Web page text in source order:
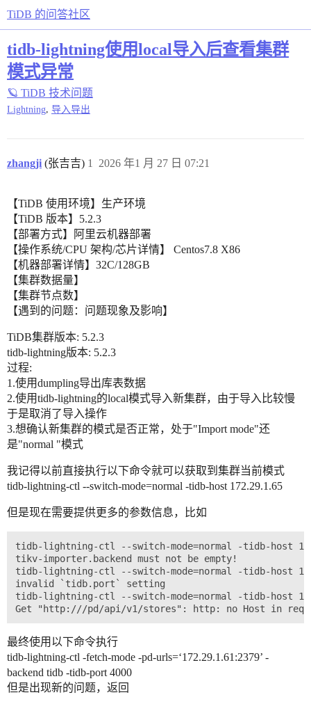
TiDB 的问答社区
tidb-lightning使用local导入后查看集群
模式异常
🪐 TiDB 技术问题
Lightning 导入导出
zhangji (张吉吉) 2026 年1 月 27 日 07:21
1
【TiDB 使用环境】生产环境
【TiDB 版本】5.2.3
【部署方式】阿里云机器部署
【操作系统/CPU 架构/芯片详情】 Centos7.8 X86
【机器部署详情】32C/128GB
【集群数据量】
【集群节点数】
【遇到的问题：问题现象及影响】
TiDB集群版本: 5.2.3
tidb-lightning版本: 5.2.3
过程:
1.使用dumpling导出库表数据
2.使用tidb-lightning的local模式导入新集群，由于导入比较慢
于是取消了导入操作
3.想确认新集群的模式是否正常，处于"Import mode"还
是"normal "模式
我记得以前直接执行以下命令就可以获取到集群当前模式
tidb-lightning-ctl --switch-mode=normal -tidb-host 172.29.1.65
但是现在需要提供更多的参数信息，比如
tidb-lightning-ctl --switch-mode=normal -tidb-host
tikv-importer.backend must not be empty!
tidb-lightning-ctl --switch-mode=normal -tidb-host
invalid `tidb.port` setting
tidb-lightning-ctl --switch-mode=normal -tidb-host
最终使用以下命令执行
tidb-lightning-ctl -fetch-mode -pd-urls=‘172.29.1.61:2379’ -
backend tidb -tidb-port 4000
但是出现新的问题，返回